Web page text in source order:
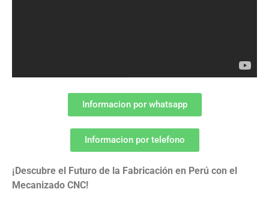
Informacion por whatsapp
Informacion por telefono
¡Descubre el Futuro de la Fabricación en Perú con el
Mecanizado CNC!